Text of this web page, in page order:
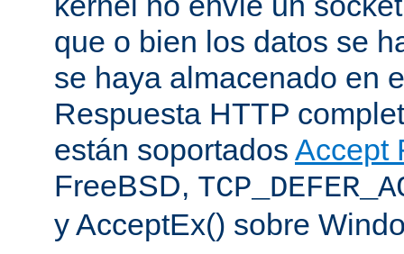
que o bien los datos se
se haya almacenado en
Respuesta HTTP
están soportados Accept
FreeBSD,
y AcceptEx() sobre